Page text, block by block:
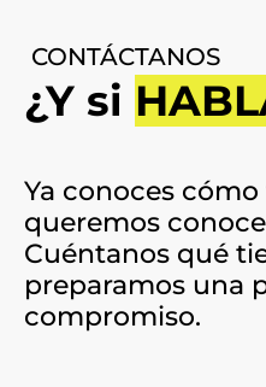
CONTÁCTANOS
¿Y si
Ya conoces
queremos
Cuéntanos qué
preparamos una
compromiso.